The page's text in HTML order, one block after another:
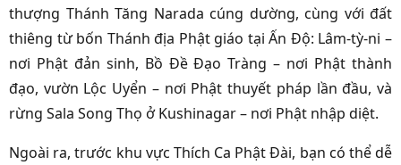
thượng Thánh Tăng Narada cúng dường, cùng với đất
thiêng từ bốn Thánh địa Phật giáo tại Ấn Độ: Lâm-tỳ-ni –
nơi Phật đản sinh, Bồ Đề Đạo Tràng – nơi Phật thành
đạo, vườn Lộc Uyển – nơi Phật thuyết pháp lần đầu, và
rừng Sala Song Thọ ở Kushinagar – nơi Phật nhập diệt.
Ngoài ra, trước khu vực Thích Ca Phật Đài, bạn có thể dễ